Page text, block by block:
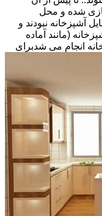
شده و محل
آشپزخانه نبودند و
(مانند آماده
انجام می شدبرای